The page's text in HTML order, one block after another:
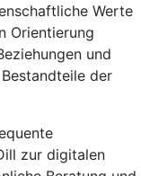
Werte
Orientierung
und
der
zur digitalen